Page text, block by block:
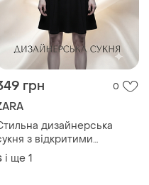
грн 0
дизайнерська
з відкритими
та геометричним
для створення
і ще 1